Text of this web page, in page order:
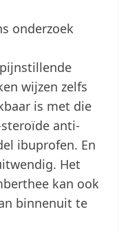
onderzoek
wijzen zelfs
is met die
anti-
ibuprofen. En
Het
kan ook
binnenuit te